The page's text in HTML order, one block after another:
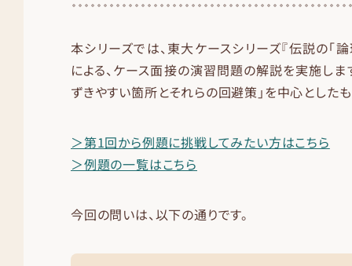
本シリーズでは、東大ケースシリーズ『伝説の「
による、ケース面接の演習問題の解説を実施しま
ずきやすい箇所とそれらの回避策」を中心としたも
＞第1回から例題に挑戦してみたい方はこちら
＞例題の一覧はこちら
今回の問いは、以下の通りです。